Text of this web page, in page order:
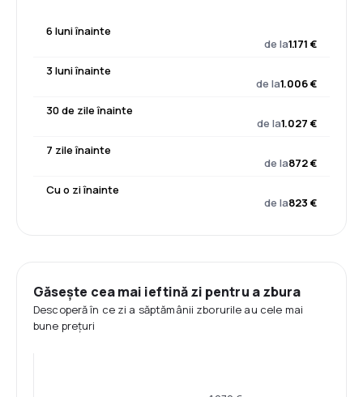
6 luni înainte
de la1.171 €
3 luni înainte
de la1.006 €
30 de zile înainte
de la1.027 €
7 zile înainte
de la872 €
Cu o zi înainte
de la823 €
Găsește cea mai ieftină zi pentru a zbura
Descoperă în ce zi a săptămânii zborurile au cele mai
bune prețuri